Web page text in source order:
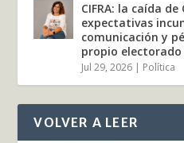
CIFRA: la caída
expectativas
comunicación y
propio electorado
Jul 29, 2026 | Política
VOLVER A LEER